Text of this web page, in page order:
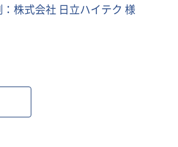
株式会社 日立ハイテク 様